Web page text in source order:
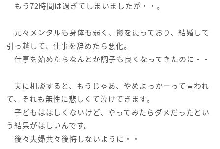
もう72時間は過ぎてしまいましたが・・。
元々メンタルも身体も弱く、鬱を患っており、結婚して
引っ越して、仕事を辞めたら悪化。
仕事を始めたらなんとか調子も良くなってきたのに・・
夫に相談すると、もうじゃあ、やめよっかーって言われ
て、それも無性に悲しくて泣けてきます。
子どもはほしくないけど、やってみたらダメだったとい
う結果がほしいんです。
後々夫婦共々後悔しないように・・